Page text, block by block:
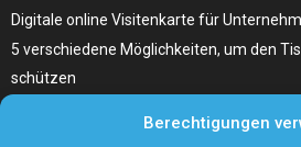
Berechtigungen
Digitale online Visitenkarte für
5 verschiedene Möglichkeiten, um den
schützen
Wählen Sie den richtigen